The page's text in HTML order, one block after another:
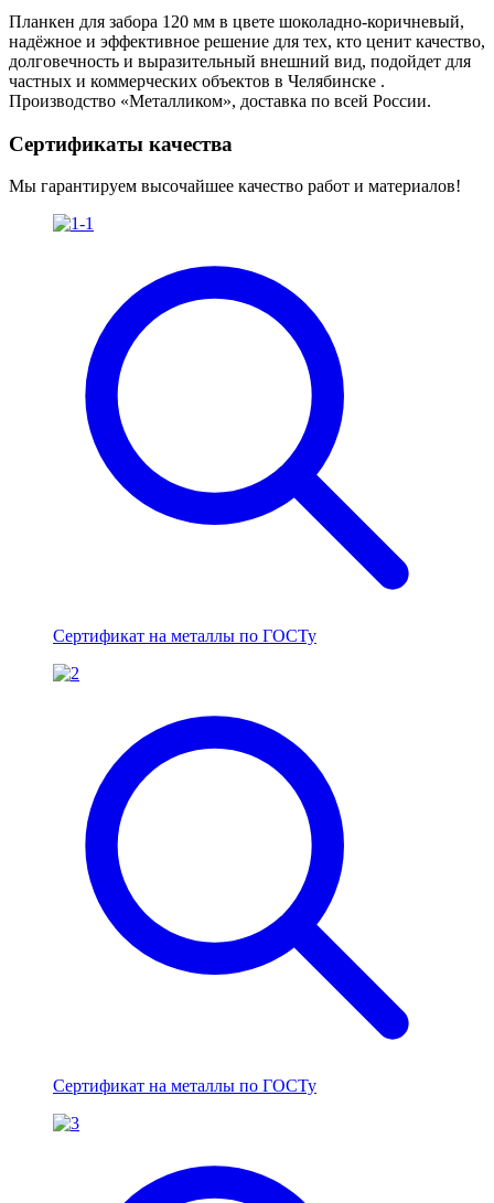
Планкен для забора 120 мм в цвете шоколадно-коричневый,
надёжное и эффективное решение для тех, кто ценит качество,
долговечность и выразительный внешний вид, подойдет для
частных и коммерческих объектов в Челябинске .
Производство «Металликом», доставка по всей России.
Сертификаты качества
Мы гарантируем высочайшее качество работ и материалов!
Сертификат на металлы по ГОСТу
Сертификат на металлы по ГОСТу